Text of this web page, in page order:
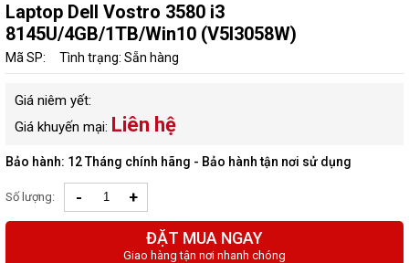
Laptop Dell Vostro 3580 i3
8145U/4GB/1TB/Win10 (V5I3058W)
Mã SP: Tình trạng: Sẵn hàng
Giá niêm yết:
Giá khuyến mại: Liên hệ
Bảo hành: 12 Tháng chính hãng - Bảo hành tận nơi sử dụng
Số lượng: - +
ĐẶT MUA NGAY
Giao hàng tận nơi nhanh chóng